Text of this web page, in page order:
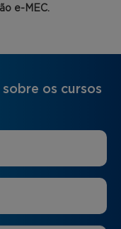
e-MEC.
os cursos